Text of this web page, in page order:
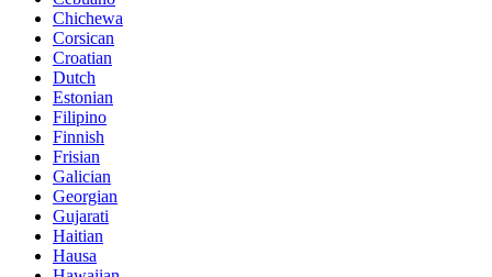
Chichewa
Corsican
Croatian
Dutch
Estonian
Filipino
Finnish
Frisian
Galician
Georgian
Gujarati
Haitian
Hausa